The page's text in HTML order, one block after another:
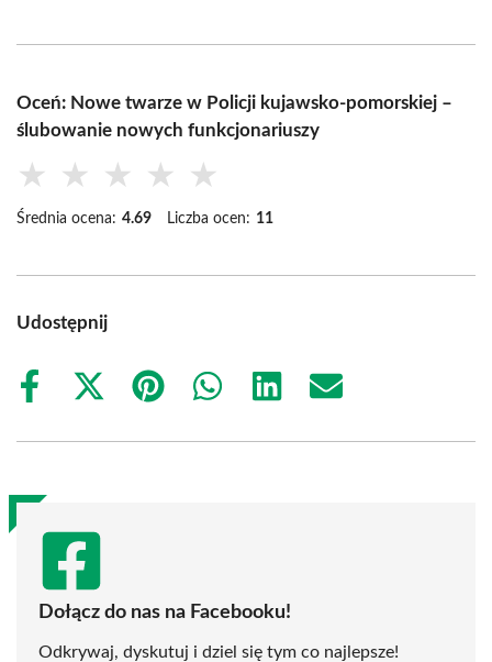
Oceń: Nowe twarze w Policji kujawsko-pomorskiej –
ślubowanie nowych funkcjonariuszy
★ ★ ★ ★ ★
Średnia ocena: 4.69 Liczba ocen: 11
Udostępnij
Share
Share
(Twitter)
Share
Share
Share
Share
Dołącz do nas na Facebooku!
Odkrywaj, dyskutuj i dziel się tym co najlepsze!